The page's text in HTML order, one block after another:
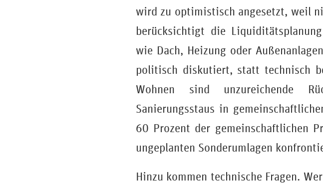
wird zu optimistisch angesetzt, weil
berücksichtigt die
wie Dach, Heizung oder
politisch diskutiert, statt technisch
Wohnen sind unzureichende
Sanierungsstaus in
60 Prozent der gemeinschaftlichen
ungeplanten Sonderumlagen
Hinzu kommen technische Fragen.